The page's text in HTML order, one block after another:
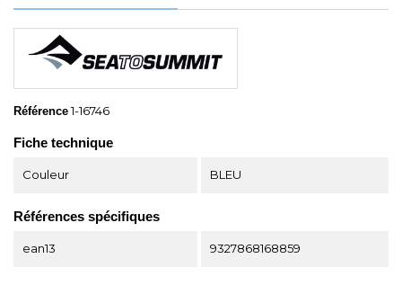
Référence 1-16746
Fiche technique
Couleur BLEU
Références spécifiques
ean13 9327868168859